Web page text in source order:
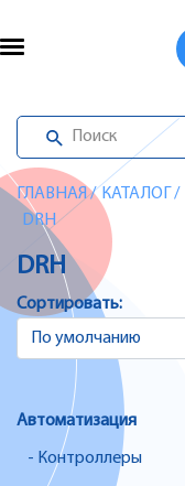
ГЛАВНАЯ/ КАТАЛОГ /
DRH
DRH
Сортировать:
Автоматизация
- Контроллеры